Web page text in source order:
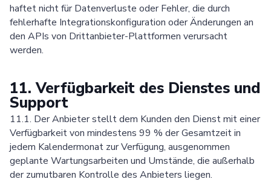
haftet nicht für Datenverluste oder Fehler, die durch
fehlerhafte Integrationskonfiguration oder Änderungen an
den APIs von Drittanbieter-Plattformen verursacht
werden.
11. Verfügbarkeit des Dienstes und
Support
11.1. Der Anbieter stellt dem Kunden den Dienst mit einer
Verfügbarkeit von mindestens 99 % der Gesamtzeit in
jedem Kalendermonat zur Verfügung, ausgenommen
geplante Wartungsarbeiten und Umstände, die außerhalb
der zumutbaren Kontrolle des Anbieters liegen.